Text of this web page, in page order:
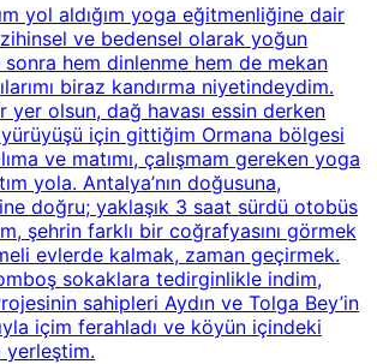
yol aldığım yoga eğitmenliğine dair
ve bedensel olarak yoğun
hem dinlenme hem de mekan
biraz kandırma niyetindeydim.
yer olsun, dağ havası essin derken
için gittiğim Ormana bölgesi
ve matımı, çalışmam gereken yoga
yola. Antalya’nın doğusuna,
doğru; yaklaşık 3 saat sürdü otobüs
şehrin farklı bir coğrafyasını görmek
evlerde kalmak, zaman geçirmek.
sokaklara tedirginlikle indim,
sahipleri Aydın ve Tolga Bey’in
içim ferahladı ve köyün içindeki
yerleştim.